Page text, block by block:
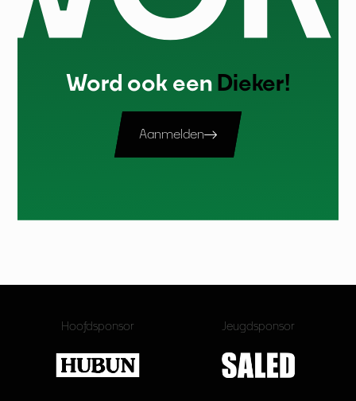
Word ook een Dieker!
Aanmelden
Hoofdsponsor Jeugdsponsor